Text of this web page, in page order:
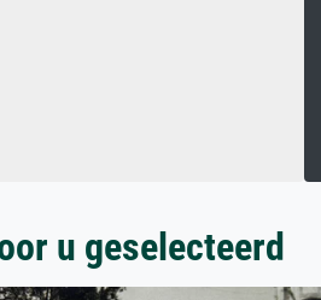
u geselecteerd